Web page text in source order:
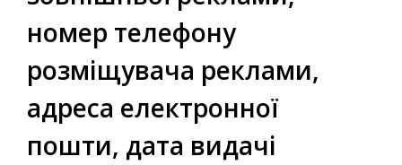
номер телефону
розміщувача реклами,
адреса електронної
пошти, дата видачі